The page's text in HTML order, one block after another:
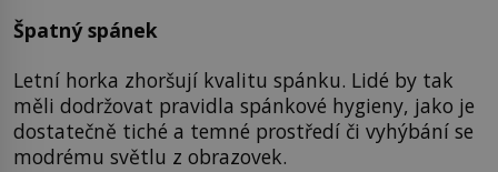
Špatný spánek
Letní horka zhoršují kvalitu spánku. Lidé by tak
měli dodržovat pravidla spánkové hygieny, jako je
dostatečně tiché a temné prostředí či vyhýbání se
modrému světlu z obrazovek.